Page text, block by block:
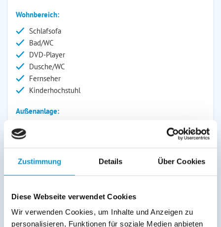
Zustimmung Details Über Cookies
Diese Webseite verwendet Cookies
Wir verwenden Cookies, um Inhalte und Anzeigen zu
personalisieren, Funktionen für soziale Medien anbieten
Wohnbereich:
Schlafsofa
Bad/WC
DVD-Player
Dusche/WC
Fernseher
Kinderhochstuhl
Außenanlage:
Gartenstühle
Parkplatz
Terrasse
Service:
Bettwäsche inkl.